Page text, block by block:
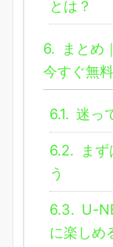
とは？
6.
まとめ
今すぐ無
6.1. 迷っ
6.2.
ま
う
6.3. U-
に楽しめ